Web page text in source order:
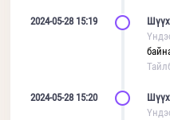
2024-05-28 15:19
2024-05-28 15:20